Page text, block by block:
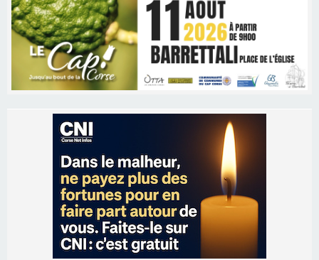
Les brèves
09/08/2026 11:04
Festa di l’Associi Curtinesi le 13 septembre
06/08/2026 15:57
Ucciani – Marché des producteurs à Cruculi le